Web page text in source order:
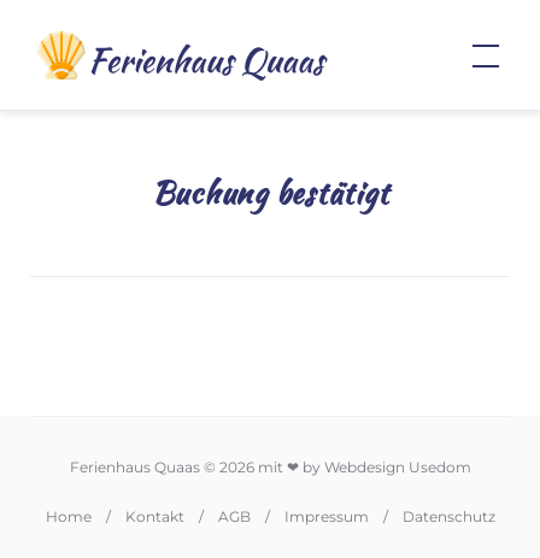
content
Ferienwohnungen Usedom –
Heringsdorf
Buchung bestätigt
Ferienhaus Quaas © 2026 mit ❤ by Webdesign Usedom
Home Kontakt AGB Impressum Datenschutz